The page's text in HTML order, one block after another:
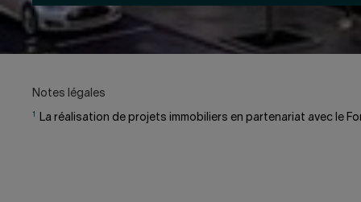
Notes légales
1 La réalisation de projets immobiliers en partenariat avec le